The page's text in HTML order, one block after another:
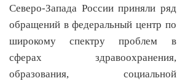
Северо-Запада России приняли ряд
обращений в федеральный центр по
широкому спектру проблем в
сферах здравоохранения,
образования, социальной